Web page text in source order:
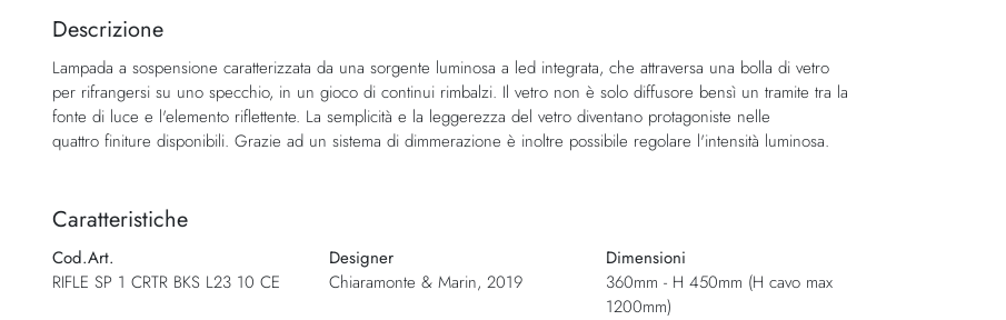
della
di
immagini
Descrizione
Lampada a sospensione caratterizzata da una sorgente luminosa a led integrata, che attraversa una bolla di vetro
per rifrangersi su uno specchio, in un gioco di continui rimbalzi. Il vetro non è solo diffusore bensì un tramite tra la
fonte di luce e l'elemento riflettente. La semplicità e la leggerezza del vetro diventano protagoniste nelle
quattro finiture disponibili. Grazie ad un sistema di dimmerazione è inoltre possibile regolare l'intensità luminosa.
Caratteristiche
Cod.Art.
RIFLE SP 1 CRTR BKS L23 10 CE
Designer
Chiaramonte & Marin, 2019
Dimensioni
360mm - H 450mm (H cavo max
1200mm)